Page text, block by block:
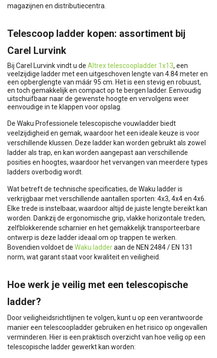
magazijnen en distributiecentra.
Telescoop ladder kopen: assortiment bij
Carel Lurvink
Bij Carel Lurvink vindt u de Altrex telescoopladder 1x13, een
veelzijdige ladder met een uitgeschoven lengte van 4.84 meter en
een opberglengte van máár 95 cm. Het is een stevig en robuust,
en toch gemakkelijk en compact op te bergen ladder. Eenvoudig
uitschuifbaar naar de gewenste hoogte en vervolgens weer
eenvoudige in te klappen voor opslag.
De Waku Professionele telescopische vouwladder biedt
veelzijdigheid en gemak, waardoor het een ideale keuze is voor
verschillende klussen. Deze ladder kan worden gebruikt als zowel
ladder als trap, en kan worden aangepast aan verschillende
posities en hoogtes, waardoor het vervangen van meerdere types
ladders overbodig wordt.
Wat betreft de technische specificaties, de Waku ladder is
verkrijgbaar met verschillende aantallen sporten: 4x3, 4x4 en 4x6.
Elke trede is instelbaar, waardoor altijd de juiste lengte bereikt kan
worden. Dankzij de ergonomische grip, vlakke horizontale treden,
zelfblokkerende scharnier en het gemakkelijk transporteerbare
ontwerp is deze ladder ideaal om op trappen te werken.
Bovendien voldoet de Waku ladderaan de NEN 2484 / EN 131
norm, wat garant staat voor kwaliteit en veiligheid.
Hoe werk je veilig met een telescopische
ladder?
Door veiligheidsrichtlijnen te volgen, kunt u op een verantwoorde
manier een telescoopladder gebruiken en het risico op ongevallen
verminderen. Hier is een praktisch overzicht van hoe veilig op een
telescopische ladder gewerkt kan worden: